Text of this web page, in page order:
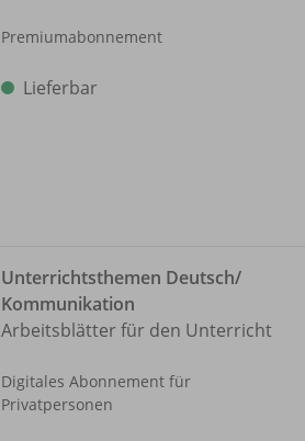
Premiumabonnement
Lieferbar
Unterrichtsthemen Deutsch/
Kommunikation
Arbeitsblätter für den Unterricht
Digitales Abonnement für
Privatpersonen